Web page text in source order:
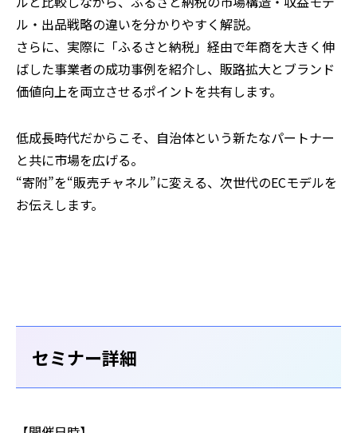
ル・出品戦略の違いを分かりやすく解説。
さらに、実際に「ふるさと納税」経由で年商を大きく伸
ばした事業者の成功事例を紹介し、販路拡大とブランド
価値向上を両立させるポイントを共有します。
低成長時代だからこそ、自治体という新たなパートナー
と共に市場を広げる。
“寄附”を“販売チャネル”に変える、次世代のECモデルを
お伝えします。
セミナー詳細